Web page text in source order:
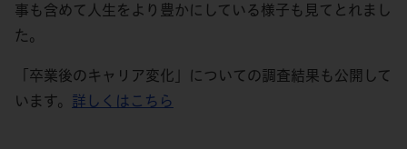
事も含めて人生をより豊かにしている様子も見てとれまし
た。
「卒業後のキャリア変化」についての調査結果も公開して
います。 詳しくはこちら